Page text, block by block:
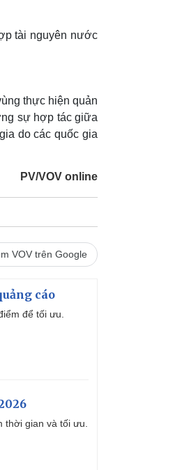
tài nguyên nước
thực hiện quản
sự hợp tác giữa
do các quốc gia
PV/VOV online
VOV trên Google
cáo
để tối ưu.
thời gian và tối ưu.